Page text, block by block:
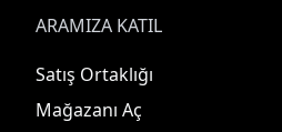
ARAMIZA KATIL
Satış Ortaklığı
Mağazanı Aç